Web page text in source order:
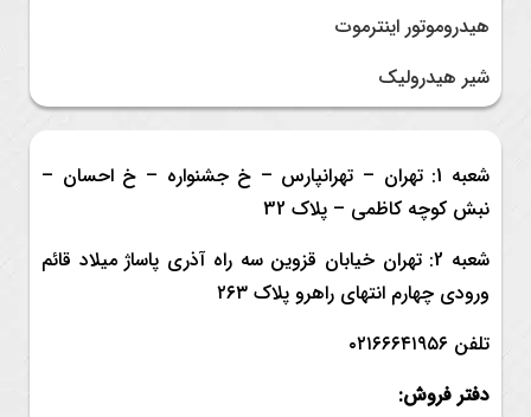
هیدروموتور اینترموت
شیر هیدرولیک
شعبه 1: تهران – تهرانپارس – خ جشنواره – خ احسان –
نبش کوچه کاظمی – پلاک 32
شعبه 2: تهران خیابان قزوین سه راه آذری پاساژ میلاد قائم
ورودی چهارم انتهای راهرو پلاک ۲۶۳
تلفن ۰۲۱۶۶۶۴۱۹۵۶
دفتر فروش: